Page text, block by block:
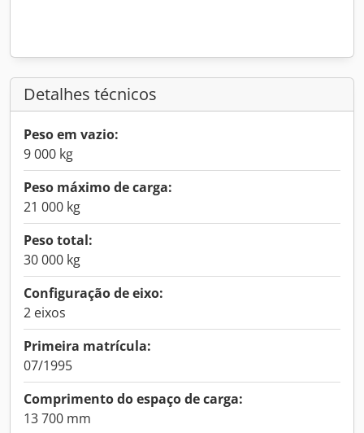
Detalhes técnicos
Peso em vazio:
9 000 kg
Peso máximo de carga:
21 000 kg
Peso total:
30 000 kg
Configuração de eixo:
2 eixos
Primeira matrícula:
07/1995
Comprimento do espaço de carga:
13 700 mm